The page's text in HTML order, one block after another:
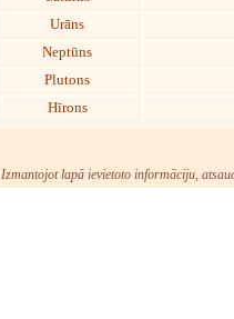
Urāns
Neptūns
Plutons
Hīrons
Izmantojot lapā ievietoto informāciju,